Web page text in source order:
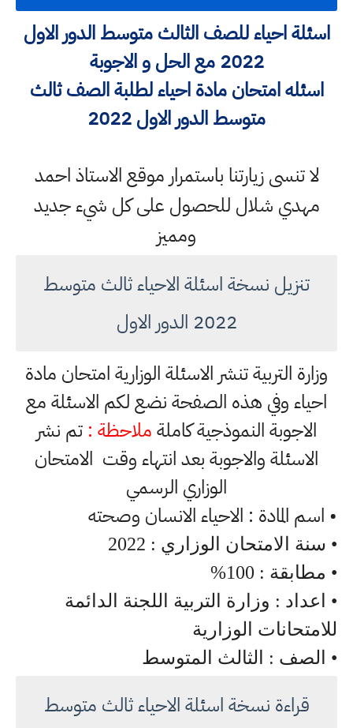
اسئلة احياء للصف الثالث متوسط الدور الاول
2022 مع الحل و الاجوبة
اسئله امتحان مادة احياء لطلبة الصف ثالث
متوسط الدور الاول 2022
لا تنسى زيارتنا باستمرار موقع الاستاذ احمد
مهدي شلال للحصول على كل شيء جديد
ومميز
تنزيل نسخة اسئلة الاحياء ثالث متوسط
2022 الدور الاول
وزارة التربية تنشر الاسئلة الوزارية امتحان مادة
احياء وفي هذه الصفحة نضع لكم الاسئلة مع
الاجوبة النموذجية كاملةملاحظة : تم نشر
الاسئلة والاجوبة بعد انتهاء وقت الامتحان
الوزاري الرسمي
• اسم المادة : الاحياء الانسان وصحته
• سنة الامتحان الوزاري : 2022
• مطابقة : 100%
• اعداد : وزارة التربية اللجنة الدائمة
للامتحانات الوزارية
• الصف : الثالث المتوسط
قراءة نسخة اسئلة الاحياء ثالث متوسط